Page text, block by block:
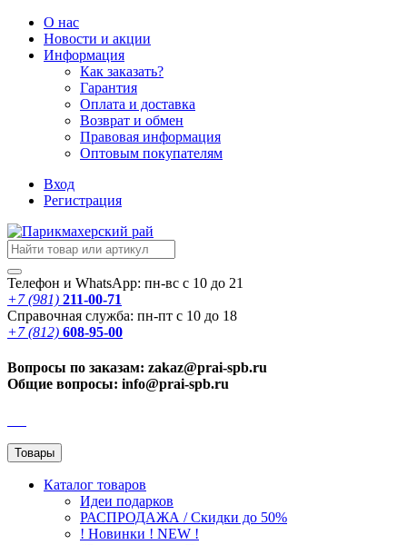
О нас
Новости и акции
Информация
Как заказать?
Гарантия
Оплата и доставка
Возврат и обмен
Правовая информация
Оптовым покупателям
Вход
Регистрация
Телефон и WhatsApp: пн-вс с 10 до 21
+7 (981) 211-00-71
Справочная служба: пн-пт с 10 до 18
+7 (812) 608-95-00
Вопросы по заказам: zakaz@prai-spb.ru
Общие вопросы: info@prai-spb.ru
Товары
Каталог товаров
Идеи подарков
РАСПРОДАЖА / Скидки до 50%
! Новинки ! NEW !